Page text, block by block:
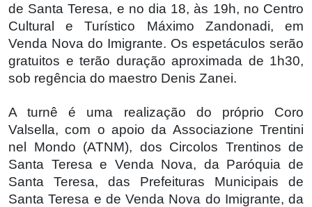
de Santa Teresa, e no dia 18, às 19h, no Centro
Cultural e Turístico Máximo Zandonadi, em
Venda Nova do Imigrante. Os espetáculos serão
gratuitos e terão duração aproximada de 1h30,
sob regência do maestro Denis Zanei.
A turnê é uma realização do próprio Coro
Valsella, com o apoio da Associazione Trentini
nel Mondo (ATNM), dos Circolos Trentinos de
Santa Teresa e Venda Nova, da Paróquia de
Santa Teresa, das Prefeituras Municipais de
Santa Teresa e de Venda Nova do Imigrante, da